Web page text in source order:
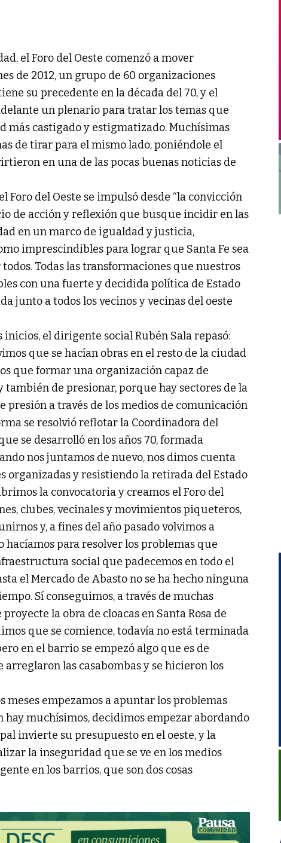
el Foro del Oeste comenzó a mover
de 2012, un grupo de 60 organizaciones
su precedente en la década del 70, y el
un plenario para tratar los temas que
más castigado y estigmatizado. Muchísimas
de tirar para el mismo lado, poniéndole el
en una de las pocas buenas noticias de
Foro del Oeste se impulsó desde “la convicción
de acción y reflexión que busque incidir en las
en un marco de igualdad y justicia,
imprescindibles para lograr que Santa Fe sea
Todas las transformaciones que nuestros
con una fuerte y decidida política de Estado
junto a todos los vecinos y vecinas del oeste
el dirigente social Rubén Sala repasó:
que se hacían obras en el resto de la ciudad
que formar una organización capaz de
también de presionar, porque hay sectores de la
presión a través de los medios de comunicación
se resolvió reflotar la Coordinadora del
se desarrolló en los años 70, formada
nos juntamos de nuevo, nos dimos cuenta
organizadas y resistiendo la retirada del Estado
la convocatoria y creamos el Foro del
clubes, vecinales y movimientos piqueteros,
y, a fines del año pasado volvimos a
hacíamos para resolver los problemas que
social que padecemos en todo el
el Mercado de Abasto no se ha hecho ninguna
Sí conseguimos, a través de muchas
la obra de cloacas en Santa Rosa de
que se comience, todavía no está terminada
en el barrio se empezó algo que es de
las casabombas y se hicieron los
meses empezamos a apuntar los problemas
hay muchísimos, decidimos empezar abordando
invierte su presupuesto en el oeste, y la
la inseguridad que se ve en los medios
en los barrios, que son dos cosas